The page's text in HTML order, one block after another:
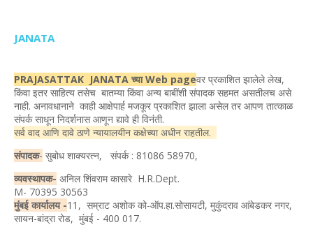
JANATA
PRAJASATTAK JANATA च्या Web pageवर प्रकाशित झालेले लेख,
किंवा इतर साहित्य तसेच बातम्या किंवा अन्य बाबींशी संपादक सहमत असतीलच असे
नाही. अनावधानाने काही आक्षेपार्ह मजकूर प्रकाशित झाला असेल तर आपण तात्काळ
संपर्क साधून निदर्शनास आणून द्यावे ही विनंती.
सर्व वाद आणि दावे ठाणे न्यायालयीन कक्षेच्या अधीन राहतील.
संपादक- सुबोध शाक्यरत्न, संपर्क : 81086 58970,
व्यवस्थापक- अनिल शिंवराम कासारे H.R.Dept.
M- 70395 30563
मुंबई कार्यालय -11, सम्राट अशोक को-ऑप.हा.सोसायटी, मुकुंदराव आंबेडकर नगर,
सायन-बांद्रा रोड, मुंबई - 400 017.